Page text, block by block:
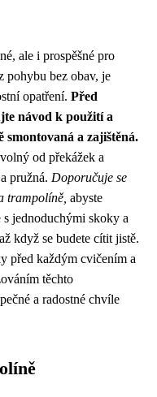
ale i prospěšné pro
pohybu bez obav, je
opatření. Před
návod k použití a
smontovaná a zajištěná.
od překážek a
pružná. Doporučuje se
trampolíně, abyste
s jednoduchými skoky a
když se budete cítit jistě.
před každým cvičením a
těchto
a radostné chvíle